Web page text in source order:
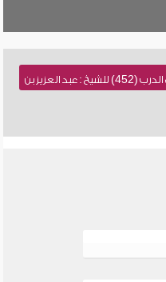
نسخة نصية للطباعة , فتاوى نور على الدرب (452) للشيخ : عبد العزيز بن